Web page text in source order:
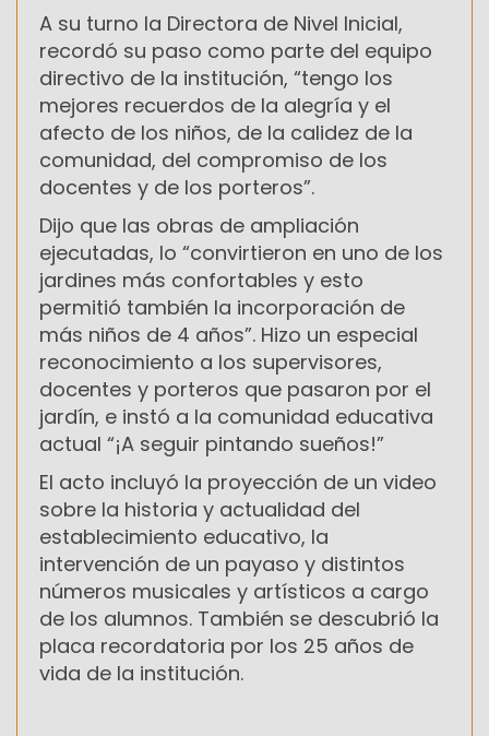
A su turno la Directora de Nivel Inicial,
recordó su paso como parte del equipo
directivo de la institución, “tengo los
mejores recuerdos de la alegría y el
afecto de los niños, de la calidez de la
comunidad, del compromiso de los
docentes y de los porteros”.
Dijo que las obras de ampliación
ejecutadas, lo “convirtieron en uno de los
jardines más confortables y esto
permitió también la incorporación de
más niños de 4 años”. Hizo un especial
reconocimiento a los supervisores,
docentes y porteros que pasaron por el
jardín, e instó a la comunidad educativa
actual “¡A seguir pintando sueños!”
El acto incluyó la proyección de un video
sobre la historia y actualidad del
establecimiento educativo, la
intervención de un payaso y distintos
números musicales y artísticos a cargo
de los alumnos. También se descubrió la
placa recordatoria por los 25 años de
vida de la institución.